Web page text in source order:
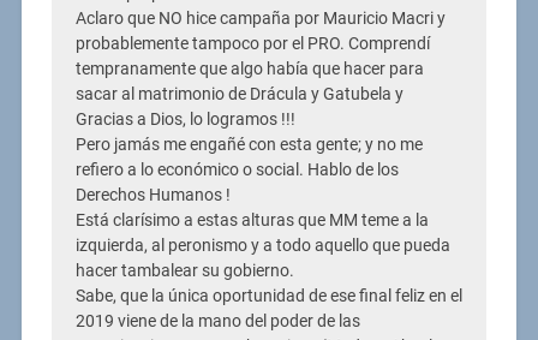
Aclaro que NO hice campaña por Mauricio Macri y
probablemente tampoco por el PRO. Comprendí
tempranamente que algo había que hacer para
sacar al matrimonio de Drácula y Gatubela y
Gracias a Dios, lo logramos !!!
Pero jamás me engañé con esta gente; y no me
refiero a lo económico o social. Hablo de los
Derechos Humanos !
Está clarísimo a estas alturas que MM teme a la
izquierda, al peronismo y a todo aquello que pueda
hacer tambalear su gobierno.
Sabe, que la única oportunidad de ese final feliz en el
2019 viene de la mano del poder de las